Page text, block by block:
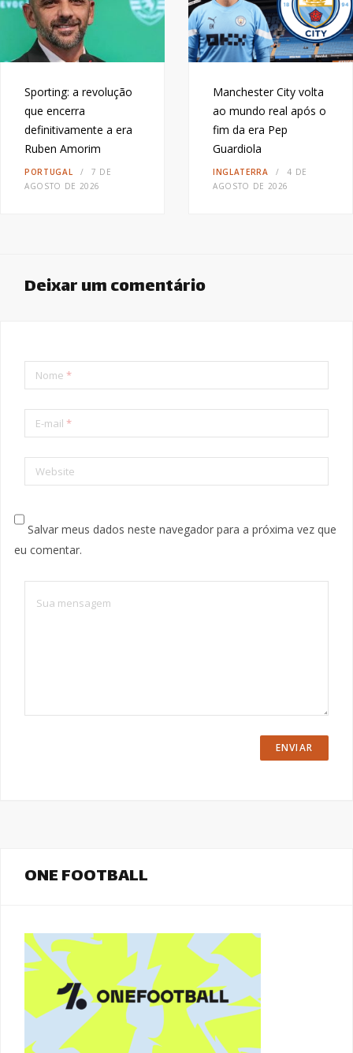
Sporting: a revolução
que encerra
definitivamente a era
Ruben Amorim
PORTUGAL
7 DE
AGOSTO DE 2026
Manchester City volta
ao mundo real após o
fim da era Pep
Guardiola
INGLATERRA
4 DE
AGOSTO DE 2026
Deixar um comentário
Nome *
E-mail *
Website
Salvar meus dados neste navegador para a próxima vez que
eu comentar.
ONE FOOTBALL